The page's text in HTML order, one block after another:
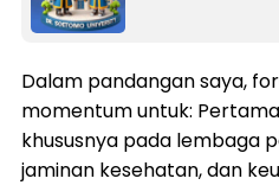
Dalam pandangan saya,
momentum untuk:
khususnya pada lembaga
jaminan kesehatan, dan